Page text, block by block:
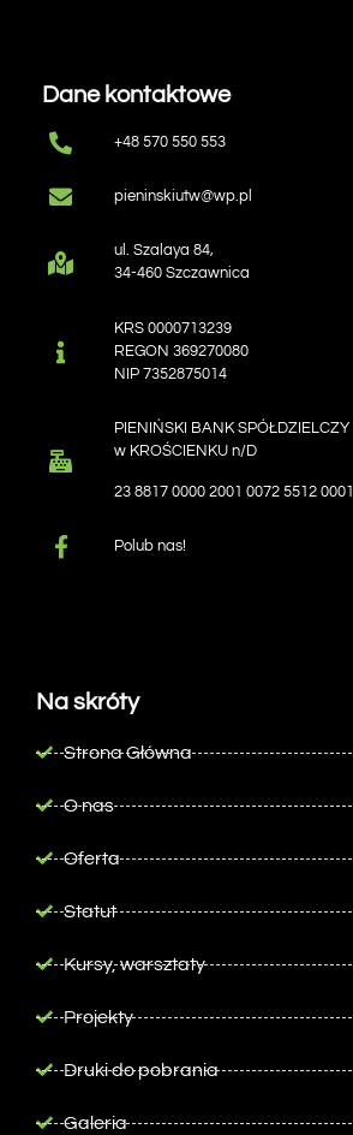
Dane kontaktowe
+48 570 550 553
pieninskiutw@wp.pl
ul. Szalaya 84,
34-460 Szczawnica
KRS 0000713239
REGON 369270080
NIP 7352875014
PIENIŃSKI BANK SPÓŁDZIELCZY
w KROŚCIENKU n/D
23 8817 0000 2001 0072 5512 0001
Polub nas!
Na skróty
Strona Główna
O nas
Oferta
Statut
Kursy, warsztaty
Projekty
Druki do pobrania
Galeria